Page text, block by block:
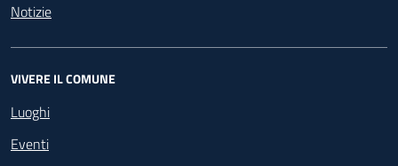
Notizie
VIVERE IL COMUNE
Luoghi
Eventi